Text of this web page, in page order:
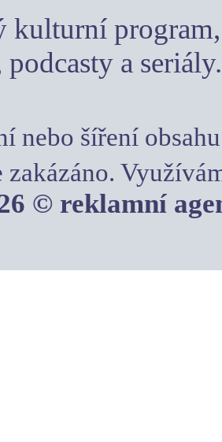
kulturní
podcasty a seriály.
nebo šíření
zakázáno.
© reklamní